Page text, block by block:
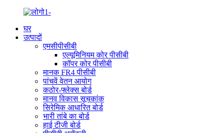
घर
उत्पादों
एमसीपीसीबी
एल्यूमिनियम कोर पीसीबी
कॉपर कोर पीसीबी
मानक FR4 पीसीबी
पांचवें वेतन आयोग
कठोर-फ्लेक्स बोर्ड
मानव विकास सूचकांक
सिरेमिक आधारित बोर्ड
भारी तांबे का बोर्ड
हाई टीजी बोर्ड